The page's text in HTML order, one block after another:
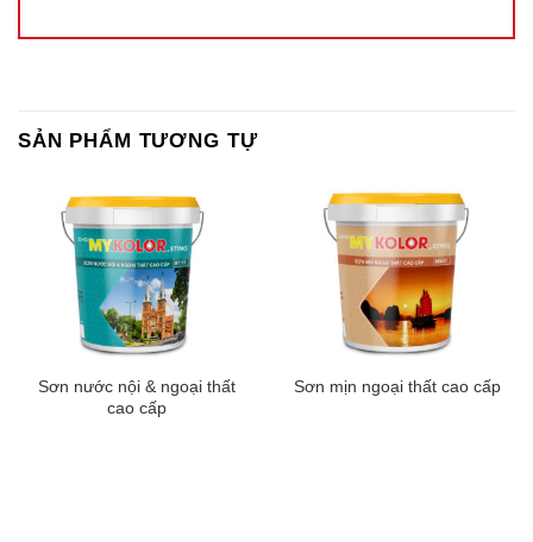
SẢN PHẨM TƯƠNG TỰ
Sơn nước nội & ngoại thất
cao cấp
Sơn mịn ngoại thất cao cấp